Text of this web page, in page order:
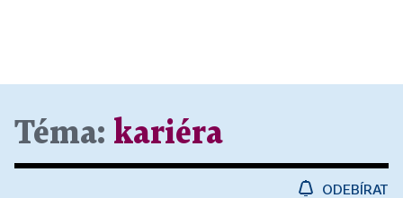
Téma: kariéra
ODEBÍRAT